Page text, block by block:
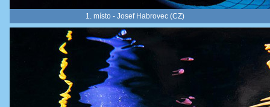
1. místo - Josef Habrovec (CZ)